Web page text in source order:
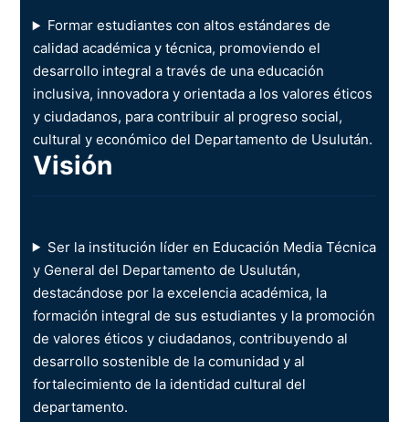
Formar estudiantes con altos estándares de
calidad académica y técnica, promoviendo el
desarrollo integral a través de una educación
inclusiva, innovadora y orientada a los valores éticos
y ciudadanos, para contribuir al progreso social,
cultural y económico del Departamento de Usulután.
Visión
Ser la institución líder en Educación Media Técnica
y General del Departamento de Usulután,
destacándose por la excelencia académica, la
formación integral de sus estudiantes y la promoción
de valores éticos y ciudadanos, contribuyendo al
desarrollo sostenible de la comunidad y al
fortalecimiento de la identidad cultural del
departamento.